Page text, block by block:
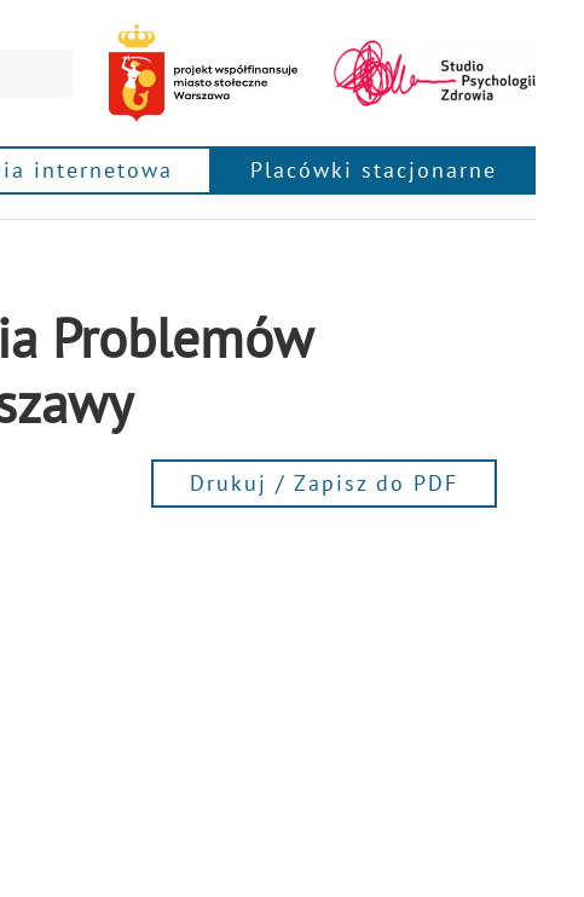
internetowa Placówki stacjonarne
Problemów
Drukuj / Zapisz do PDF